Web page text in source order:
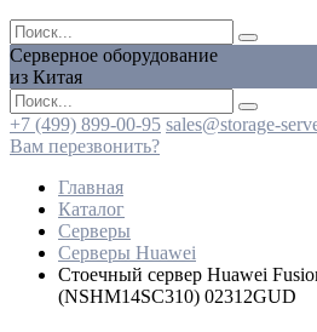
Серверное оборудование
из Китая
+7 (499) 899-00-95 sales@storage-
Вам перезвонить?
Главная
Каталог
Серверы
Серверы Huawei
Стоечный сервер Huawei
(NSHM14SC310) 02312GUD